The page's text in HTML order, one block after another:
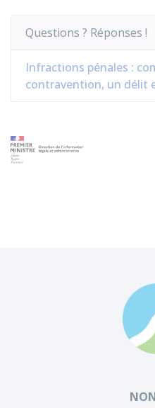
Questions ? Réponses !
Infractions pénales :
contravention, un délit